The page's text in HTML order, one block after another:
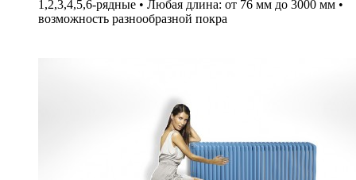
1,2,3,4,5,6-рядные • Любая длина: от 76 мм до 3000 мм •
возможность разнообразной покра